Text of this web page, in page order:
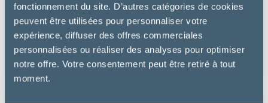
fonctionnement du site. D’autres catégories de cookies
peuvent être utilisées pour personnaliser votre
expérience, diffuser des offres commerciales
personnalisées ou réaliser des analyses pour optimiser
notre offre. Votre consentement peut être retiré à tout
moment.
Dechra
ADD ONE SAVEUR FOIE
12.99 €